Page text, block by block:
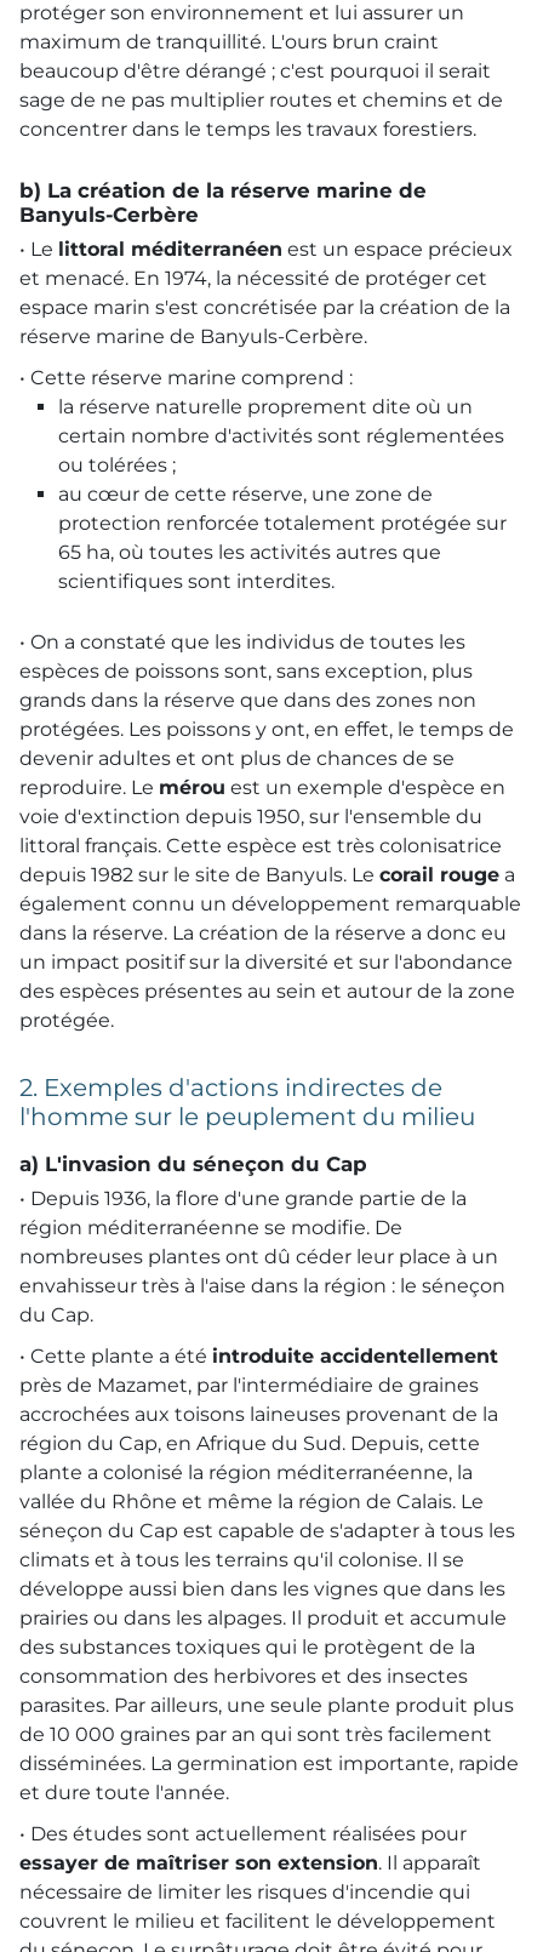
protéger son environnement et lui assurer un
maximum de tranquillité. L'ours brun craint
beaucoup d'être dérangé ; c'est pourquoi il serait
sage de ne pas multiplier routes et chemins et de
concentrer dans le temps les travaux forestiers.
b) La création de la réserve marine de
Banyuls-Cerbère
• Le littoral méditerranéen est un espace précieux
et menacé. En 1974, la nécessité de protéger cet
espace marin s'est concrétisée par la création de la
réserve marine de Banyuls-Cerbère.
• Cette réserve marine comprend :
la réserve naturelle proprement dite où un
certain nombre d'activités sont réglementées
ou tolérées ;
au cœur de cette réserve, une zone de
protection renforcée totalement protégée sur
65 ha, où toutes les activités autres que
scientifiques sont interdites.
• On a constaté que les individus de toutes les
espèces de poissons sont, sans exception, plus
grands dans la réserve que dans des zones non
protégées. Les poissons y ont, en effet, le temps de
devenir adultes et ont plus de chances de se
reproduire. Le mérou est un exemple d'espèce en
voie d'extinction depuis 1950, sur l'ensemble du
littoral français. Cette espèce est très colonisatrice
depuis 1982 sur le site de Banyuls. Le corail rouge a
également connu un développement remarquable
dans la réserve. La création de la réserve a donc eu
un impact positif sur la diversité et sur l'abondance
des espèces présentes au sein et autour de la zone
protégée.
2. Exemples d'actions indirectes de
l'homme sur le peuplement du milieu
a) L'invasion du séneçon du Cap
• Depuis 1936, la flore d'une grande partie de la
région méditerranéenne se modifie. De
nombreuses plantes ont dû céder leur place à un
envahisseur très à l'aise dans la région : le séneçon
du Cap.
• Cette plante a été introduite accidentellement
près de Mazamet, par l'intermédiaire de graines
accrochées aux toisons laineuses provenant de la
région du Cap, en Afrique du Sud. Depuis, cette
plante a colonisé la région méditerranéenne, la
vallée du Rhône et même la région de Calais. Le
séneçon du Cap est capable de s'adapter à tous les
climats et à tous les terrains qu'il colonise. Il se
développe aussi bien dans les vignes que dans les
prairies ou dans les alpages. Il produit et accumule
des substances toxiques qui le protègent de la
consommation des herbivores et des insectes
parasites. Par ailleurs, une seule plante produit plus
de 10 000 graines par an qui sont très facilement
disséminées. La germination est importante, rapide
et dure toute l'année.
• Des études sont actuellement réalisées pour
essayer de maîtriser son extension. Il apparaît
nécessaire de limiter les risques d'incendie qui
couvrent le milieu et facilitent le développement